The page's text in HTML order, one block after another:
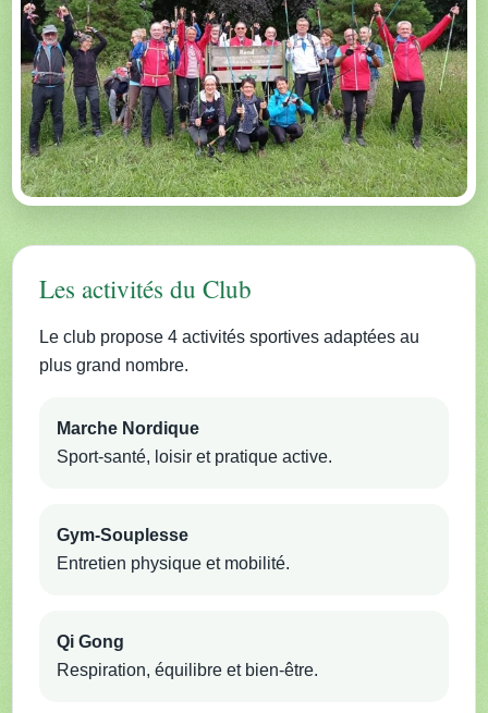
Les activités du Club
Le club propose 4 activités sportives adaptées au
plus grand nombre.
Marche Nordique
Sport-santé, loisir et pratique active.
Gym-Souplesse
Entretien physique et mobilité.
Qi Gong
Respiration, équilibre et bien-être.